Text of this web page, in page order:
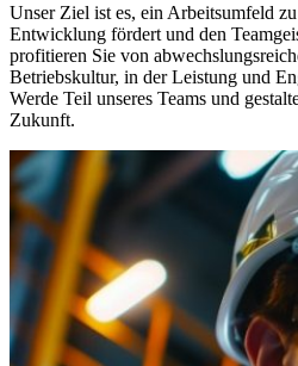
Unser Ziel ist es, ein Arbeitsumfeld
Entwicklung fördert und den
profitieren Sie von
Betriebskultur, in der Leistung und
Werde Teil unseres Teams und
Zukunft.